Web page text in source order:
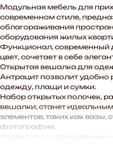
Модульная мебель для
современном стиле,
облагораживания
оборудования жилых
Функционал, современный
цвет, сочетает в себе
Открытая вешалка для
Антрацит позволит удобно
одежду, плащи и сумки.
Набор открытых полочек,
вешалки, станет
элементов, таких как вазы,
фотографии.